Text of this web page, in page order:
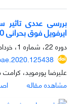
بررسی عددی
ایرفویل فوق بحرانی SC(2)-0710
دوره 22، شماره 1، خرداد 1399، صفحه
علیرضا پورموید،
مشاهده مقاله